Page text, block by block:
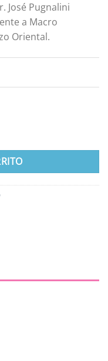
José Pugnalini
a Macro
Oriental.